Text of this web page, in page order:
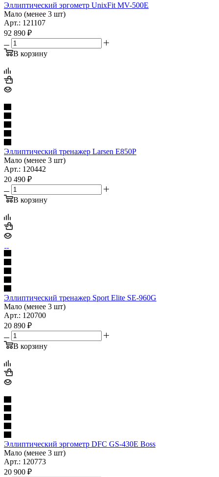
Эллиптический эргометр UnixFit MV-500E
Мало (менее 3 шт)
Арт.: 121107
92 890 ₽
В корзину
Эллиптический тренажер Larsen E850P
Мало (менее 3 шт)
Арт.: 120442
20 490 ₽
В корзину
Эллиптический тренажер Sport Elitе SE-960G
Мало (менее 3 шт)
Арт.: 120700
20 890 ₽
В корзину
Эллиптический эргометр DFC GS-430E Boss
Мало (менее 3 шт)
Арт.: 120773
20 900 ₽